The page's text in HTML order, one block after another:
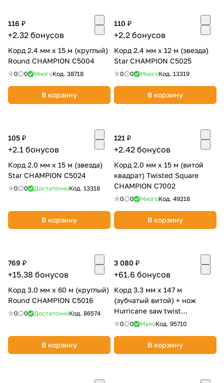
116 ₽
+2.32 бонусов
Корд 2.4 мм х 15 м (круглый)
Round CHAMPION C5004
0 0 МногоКод. 38718
В корзину
110 ₽
+2.2 бонусов
Корд 2.4 мм х 12 м (звезда)
Star CHAMPION C5025
0 0 МногоКод. 13319
В корзину
105 ₽
+2.1 бонусов
Корд 2.0 мм х 15 м (звезда)
Star CHAMPION C5024
0 0 ДостаточноКод. 13318
В корзину
121 ₽
+2.42 бонусов
Корд 2.0 мм х 15 м (витой
квадрат) Twisted Square
CHAMPION С7002
0 0 МногоКод. 49218
В корзину
769 ₽
+15.38 бонусов
Корд 3.0 мм х 60 м (круглый)
Round CHAMPION C5016
0 0 ДостаточноКод. 86574
В корзину
3 080 ₽
+61.6 бонусов
Корд 3.3 мм х 147 м
(зубчатый витой) + нож
Hurricane saw twist
CHAMPION C7090
0 0 МалоКод. 95710
В корзину